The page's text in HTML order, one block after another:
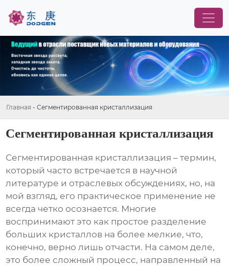
Главная - Сегментированная кристаллизация
Сегментированная кристаллизация
Сегментированная кристаллизация – термин,
который часто встречается в научной
литературе и отраслевых обсуждениях, но, на
мой взгляд, его практическое применение не
всегда четко осознается. Многие
воспринимают это как простое разделение
больших кристаллов на более мелкие, что,
конечно, верно лишь отчасти. На самом деле,
это более сложный процесс, направленный на